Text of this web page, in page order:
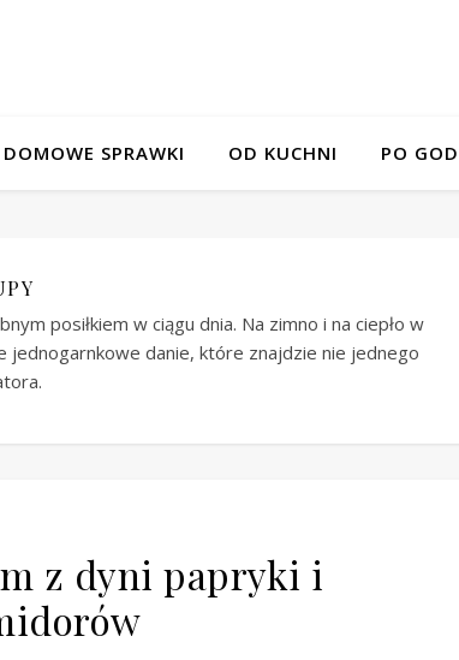
DOMOWE SPRAWKI OD KUCHNI PO
posiłkiem w ciągu dnia. Na zimno i na ciepło w
jednogarnkowe danie, które znajdzie nie jednego
z dyni papryki i